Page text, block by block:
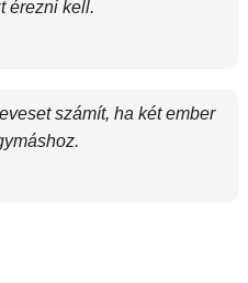
érezni kell.
számít, ha két ember